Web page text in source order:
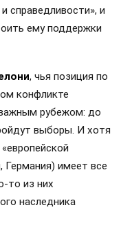
справедливости», и
ему поддержки
, чья позиция по
конфликте
рубежом: до
выборы. И хотя
Германия) имеет все
то из них
наследника